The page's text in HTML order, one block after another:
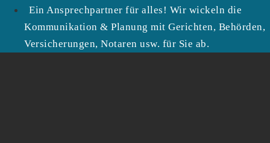
Ein Ansprechpartner für alles! Wir wickeln die
Kommunikation & Planung mit Gerichten, Behörden,
Versicherungen, Notaren usw. für Sie ab.